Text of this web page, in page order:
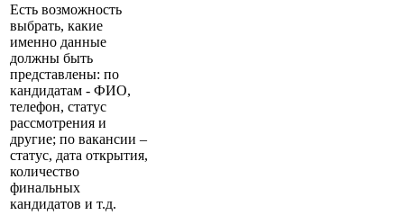
Есть возможность
выбрать, какие
именно данные
должны быть
представлены: по
кандидатам - ФИО,
телефон, статус
рассмотрения и
другие; по вакансии –
статус, дата открытия,
количество
финальных
кандидатов и т.д.